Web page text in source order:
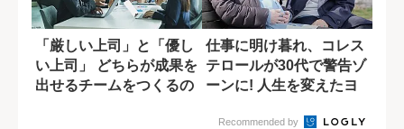
「厳しい上司」と「優し
い上司」 どちらが成果を
出せるチームをつくるの
仕事に明け暮れ、コレス
テロールが30代で警告ゾ
ーンに! 人生を変えたヨ
Recommended by